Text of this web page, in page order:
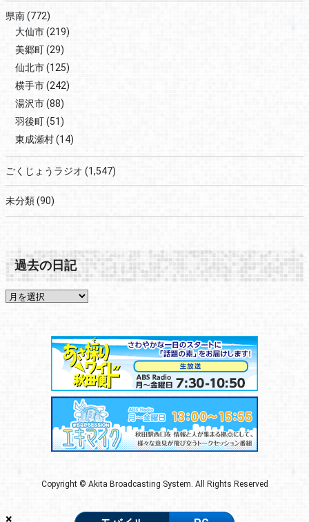
×
県南(772)
大仙市(219)
美郷町(29)
仙北市(125)
横手市(242)
湯沢市(88)
羽後町(51)
東成瀬村(14)
ごくじょうラジオ (1,547)
未分類(90)
過去の日記
Copyright © Akita Broadcasting System. All Rights Reserved